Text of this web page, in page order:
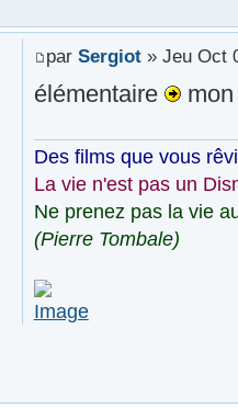
par Sergiot» Jeu Oct
élémentaire mon
Des films que vous
La vie n'est pas un
Ne prenez pas la vie
(Pierre Tombale)